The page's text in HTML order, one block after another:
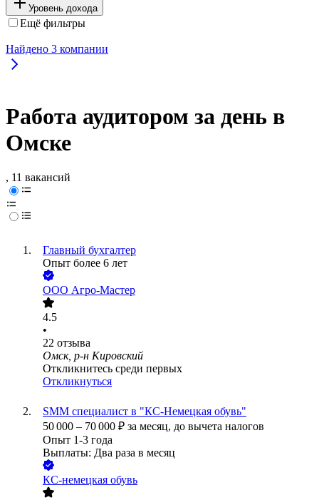
Уровень дохода
Ещё фильтры
Найдено 3 компании
Работа аудитором за день в
Омске
, 11 вакансий
Главный бухгалтер
Опыт более 6 лет
ООО Агро-Мастер
4.5
•
22 отзыва
Омск, р-н Кировский
Откликнитесь среди первых
Откликнуться
SMM специалист в "КС-Немецкая обувь"
50 000 – 70 000 ₽ за месяц, до вычета налогов
Опыт 1-3 года
Выплаты: Два раза в месяц
КС-немецкая обувь